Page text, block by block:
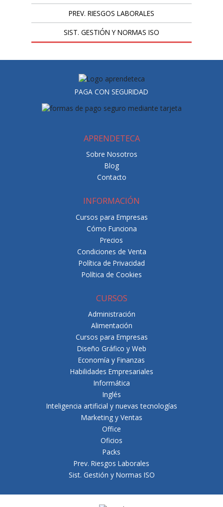
PREV. RIESGOS LABORALES
SIST. GESTIÓN Y NORMAS ISO
PAGA CON SEGURIDAD
APRENDETECA
Sobre Nosotros
Blog
Contacto
INFORMACIÓN
Cursos para Empresas
Cómo Funciona
Precios
Condiciones de Venta
Política de Privacidad
Política de Cookies
CURSOS
Administración
Alimentación
Cursos para Empresas
Diseño Gráfico y Web
Economía y Finanzas
Habilidades Empresariales
Informática
Inglés
Inteligencia artificial y nuevas tecnologías
Marketing y Ventas
Office
Oficios
Packs
Prev. Riesgos Laborales
Sist. Gestión y Normas ISO